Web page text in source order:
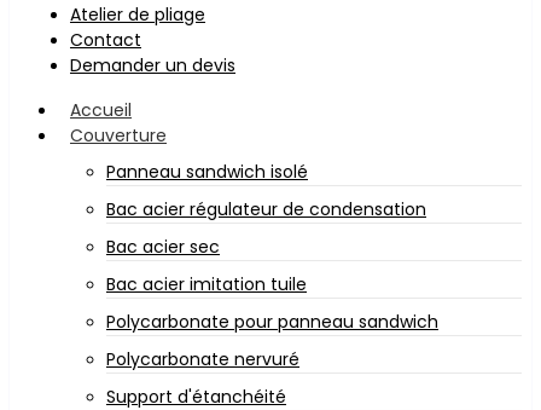
Atelier de pliage
Contact
Demander un devis
Accueil
Couverture
Panneau sandwich isolé
Bac acier régulateur de condensation
Bac acier sec
Bac acier imitation tuile
Polycarbonate pour panneau sandwich
Polycarbonate nervuré
Support d'étanchéité